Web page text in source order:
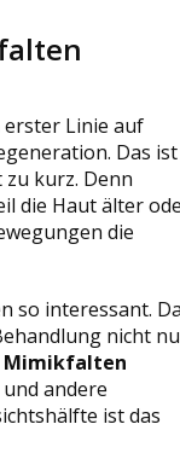
Linie auf
Das ist
kurz. Denn
die Haut älter
die
so interessant.
nicht
Mimikfalten
andere
ist das